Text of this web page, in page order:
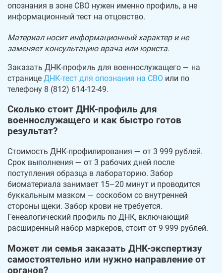
опознания в зоне СВО нужен именно профиль, а не
информационный тест на отцовство.
Материал носит информационный характер и не
заменяет консультацию врача или юриста.
Заказать ДНК-профиль для военнослужащего — на
странице ДНК-тест для опознания на СВО или по
телефону 8 (812) 614-12-49.
Сколько стоит ДНК-профиль для
военнослужащего и как быстро готов
результат?
Стоимость ДНК-профилирования — от 3 999 рублей.
Срок выполнения — от 3 рабочих дней после
поступления образца в лабораторию. Забор
биоматериала занимает 15–20 минут и проводится
буккальным мазком — соскобом со внутренней
стороны щеки. Забор крови не требуется.
Генеалогический профиль по ДНК, включающий
расширенный набор маркеров, стоит от 9 999 рублей.
Может ли семья заказать ДНК-экспертизу
самостоятельно или нужно направление от
органов?